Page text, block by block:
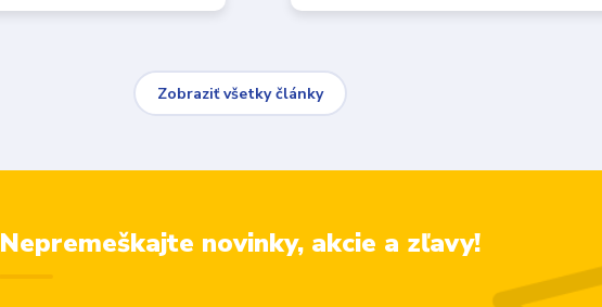
Zobraziť všetky články
Nepremeškajte novinky, akcie a zľavy!